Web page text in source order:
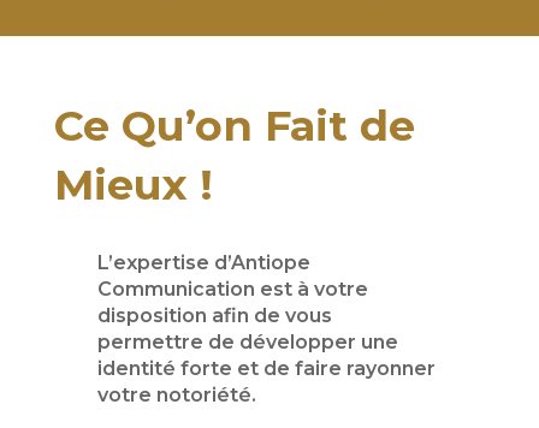
Ce Qu’on Fait de
Mieux !
L’expertise d’Antiope
Communication est à votre
disposition afin de vous
permettre de développer une
identité forte et de faire rayonner
votre notoriété.